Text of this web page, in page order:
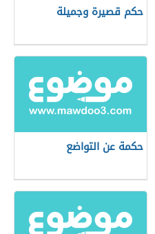
حكم قصيرة وجميلة
حكمة عن التواضع